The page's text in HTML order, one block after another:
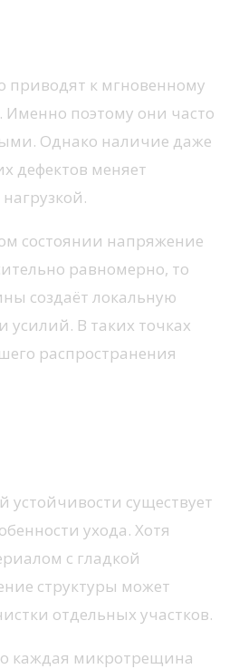
к мгновенному
поэтому они часто
Однако наличие даже
дефектов меняет
состоянии напряжение
равномерно, то
создаёт локальную
усилий. В таких точках
распространения
существует
ухода. Хотя
с гладкой
структуры может
отдельных участков.
каждая микротрещина